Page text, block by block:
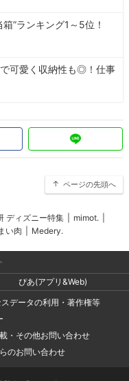
”ランキング1～5位！
で可愛く収納性も◎！仕事
ページの先頭へ
ディズニー特集 mimot.
い肉 Medery.
ぴあ(アプリ&Web)
データの利用・著作権等
・その他お問い合わせ
のお問い合わせ